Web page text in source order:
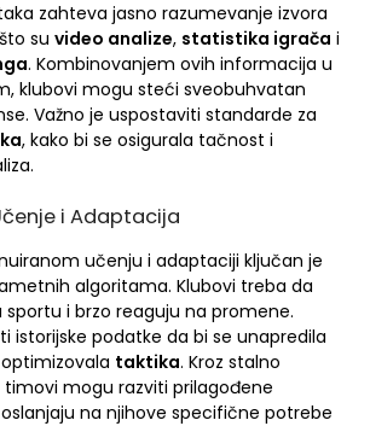
zahteva jasno razumevanje izvora
su video analize, statistika igrača i
. Kombinovanjem ovih informacija u
klubovi mogu steći sveobuhvatan
Važno je uspostaviti standarde za
, kako bi se osigurala tačnost i
i Adaptacija
učenju i adaptaciji ključan je
algoritama. Klubovi treba da
i brzo reaguju na promene.
istorijske podatke da bi se unapredila
taktika. Kroz stalno
mogu razviti prilagođene
na njihove specifične potrebe